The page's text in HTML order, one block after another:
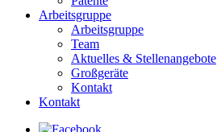
Arbeitsgruppe
Arbeitsgruppe
Team
Aktuelles & Stellenangebote
Großgeräte
Kontakt
Kontakt